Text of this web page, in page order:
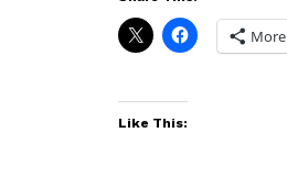
More
Like This: